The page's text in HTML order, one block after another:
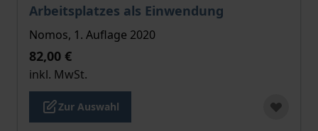
Arbeitsplatzes als Einwendung
Nomos, 1. Auflage 2020
82,00 €
inkl. MwSt.
Zur Auswahl